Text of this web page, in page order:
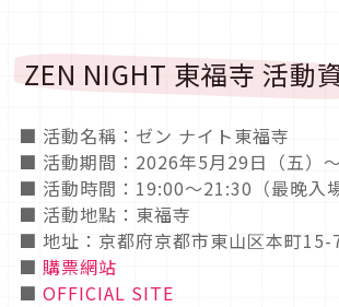
ZEN NIGHT 東福寺 活動
■ 活動名稱：ゼン ナイト東福寺
■ 活動期間：2026年5月29日（五）～
■ 活動時間：19:00～21:30（最晚入
■ 活動地點：東福寺
■ 地址：京都府京都市東山区本町15-
■ 購票網站
■ OFFICIAL SITE